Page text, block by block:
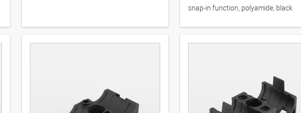
snap-in function, polyamide, black